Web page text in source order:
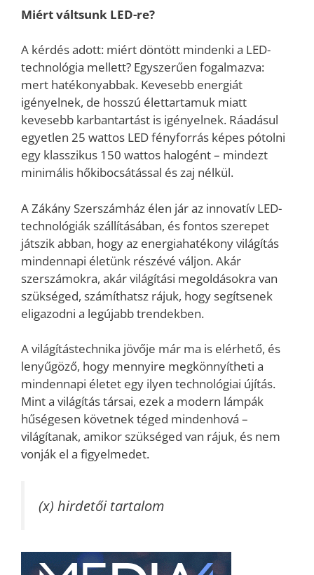
Miért váltsunk LED-re?
A kérdés adott: miért döntött mindenki a LED-
technológia mellett? Egyszerűen fogalmazva:
mert hatékonyabbak. Kevesebb energiát
igényelnek, de hosszú élettartamuk miatt
kevesebb karbantartást is igényelnek. Ráadásul
egyetlen 25 wattos LED fényforrás képes pótolni
egy klasszikus 150 wattos halogént – mindezt
minimális hőkibocsátással és zaj nélkül.
A Zákány Szerszámház élen jár az innovatív LED-
technológiák szállításában, és fontos szerepet
játszik abban, hogy az energiahatékony világítás
mindennapi életünk részévé váljon. Akár
szerszámokra, akár világítási megoldásokra van
szükséged, számíthatsz rájuk, hogy segítsenek
eligazodni a legújabb trendekben.
A világítástechnika jövője már ma is elérhető, és
lenyűgöző, hogy mennyire megkönnyítheti a
mindennapi életet egy ilyen technológiai újítás.
Mint a világítás társai, ezek a modern lámpák
hűségesen követnek téged mindenhová –
világítanak, amikor szükséged van rájuk, és nem
vonják el a figyelmedet.
(x) hirdetői tartalom